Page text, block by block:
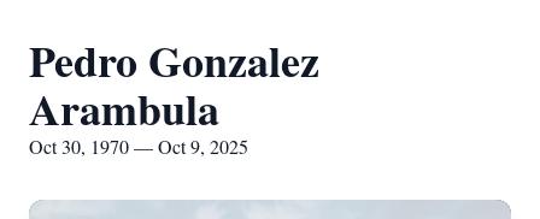
Pedro Gonzalez
Arambula
Oct 30, 1970 — Oct 9, 2025